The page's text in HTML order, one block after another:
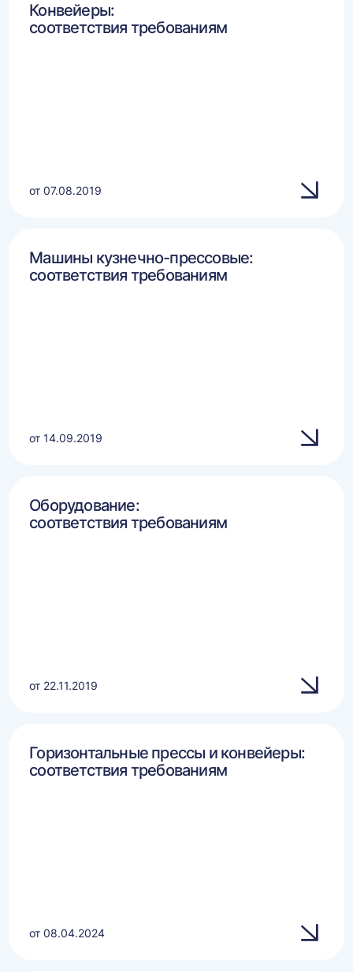
Конвейеры:
соответствия требованиям
от 07.08.2019
Машины кузнечно-прессовые:
соответствия требованиям
от 14.09.2019
Оборудование:
соответствия требованиям
от 22.11.2019
Горизонтальные прессы и конвейеры:
соответствия требованиям
от 08.04.2024